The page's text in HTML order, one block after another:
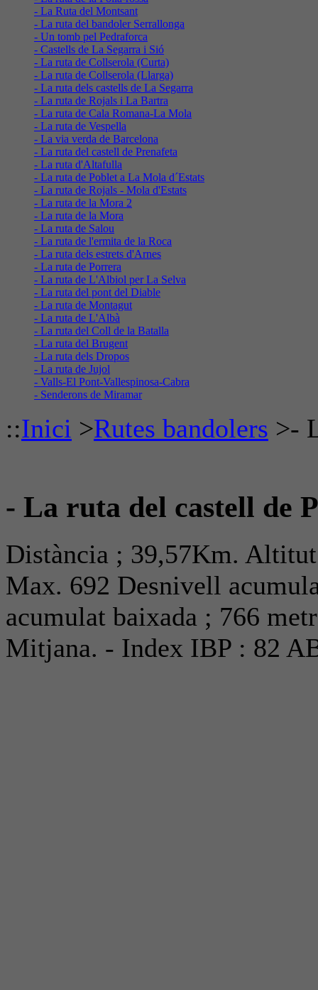
- La Ruta del Montsant
- La ruta del bandoler Serrallonga
- Un tomb pel Pedraforca
- Castells de La Segarra i Sió
- La ruta de Collserola (Curta)
- La ruta de Collserola (Llarga)
- La ruta dels castells de La Segarra
- La ruta de Rojals i La Bartra
- La ruta de Cala Romana-La Mola
- La ruta de Vespella
- La via verda de Barcelona
- La ruta del castell de Prenafeta
- La ruta d'Altafulla
- La ruta de Poblet a La Mola d´Estats
- La ruta de Rojals - Mola d'Estats
- La ruta de la Mora 2
- La ruta de la Mora
- La ruta de Salou
- La ruta de l'ermita de la Roca
- La ruta dels estrets d'Arnes
- La ruta de Porrera
- La ruta de L'Albiol per La Selva
- La ruta del pont del Diable
- La ruta de Montagut
- La ruta de L'Albà
- La ruta del Coll de la Batalla
- La ruta del Brugent
- La ruta dels Dropos
- La ruta de Jujol
- Valls-El Pont-Vallespinosa-Cabra
- Senderons de Miramar
::Inici >Rutes bandolers >-
- La ruta del castell de
Distància ; 39,57Km.
Max. 692 Desnivell
acumulat baixada ; 766
Mitjana. - Index IBP : 82